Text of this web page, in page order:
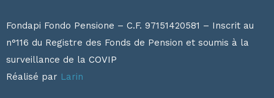
Fondapi Fondo Pensione – C.F. 97151420581 – Inscrit au
n°116 du Registre des Fonds de Pension et soumis à la
surveillance de la COVIP
Réalisé par Larin